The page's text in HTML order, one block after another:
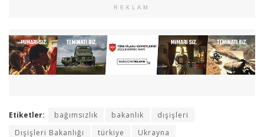
REKLAM
Etiketler: bağımsızlık bakanlık
dışişleri
Dışişleri Bakanlığı
türkiye Ukrayna